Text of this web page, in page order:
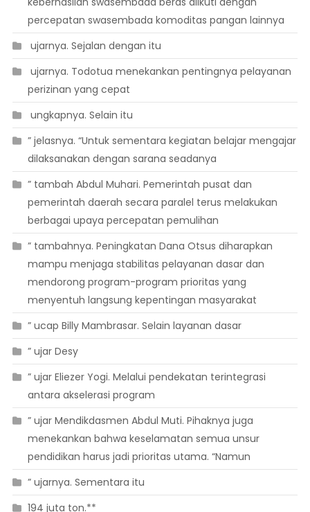
percepatan swasembada komoditas pangan lainnya
 ujarnya. Sejalan dengan itu
 ujarnya. Todotua menekankan pentingnya pelayanan
perizinan yang cepat
 ungkapnya. Selain itu
” jelasnya. “Untuk sementara kegiatan belajar mengajar
dilaksanakan dengan sarana seadanya
” tambah Abdul Muhari. Pemerintah pusat dan
pemerintah daerah secara paralel terus melakukan
berbagai upaya percepatan pemulihan
” tambahnya. Peningkatan Dana Otsus diharapkan
mampu menjaga stabilitas pelayanan dasar dan
mendorong program-program prioritas yang
menyentuh langsung kepentingan masyarakat
” ucap Billy Mambrasar. Selain layanan dasar
” ujar Desy
” ujar Eliezer Yogi. Melalui pendekatan terintegrasi
antara akselerasi program
” ujar Mendikdasmen Abdul Muti. Pihaknya juga
menekankan bahwa keselamatan semua unsur
pendidikan harus jadi prioritas utama. “Namun
” ujarnya. Sementara itu
194 juta ton.**